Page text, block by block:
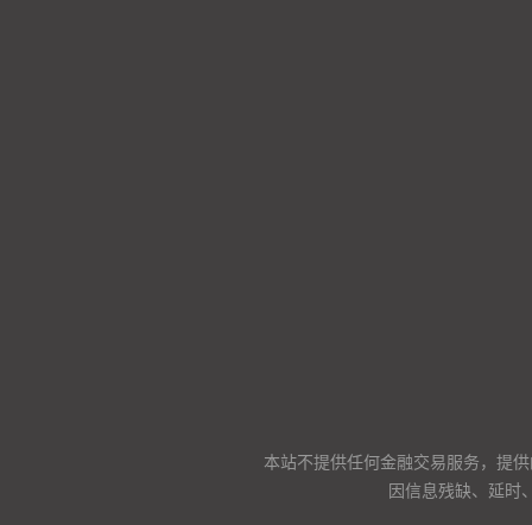
本站不提供任何金融交易服务，提
因信息残缺、延时